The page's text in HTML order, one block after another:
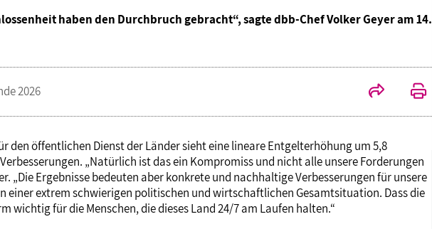
haben den Durchbruch gebracht“, sagte dbb-Chef Volker Geyer am 14.
2026
den öffentlichen Dienst der Länder sieht eine lineare Entgelterhöhung um 5,8
„Natürlich ist das ein Kompromiss und nicht alle unsere Forderungen
„Die Ergebnisse bedeuten aber konkrete und nachhaltige Verbesserungen für unsere
einer extrem schwierigen politischen und wirtschaftlichen Gesamtsituation. Dass die
wichtig für die Menschen, die dieses Land 24/7 am Laufen halten.“